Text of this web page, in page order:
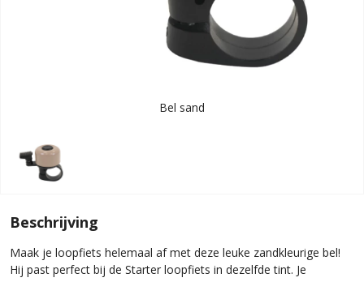
Bel sand
Beschrijving
Maak je loopfiets helemaal af met deze leuke zandkleurige bel!
Hij past perfect bij de Starter loopfiets in dezelfde tint. Je